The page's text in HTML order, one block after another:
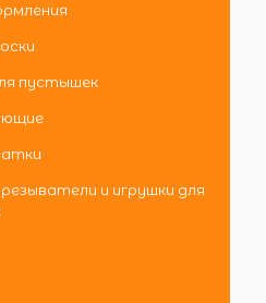
пустышек
и игрушки для